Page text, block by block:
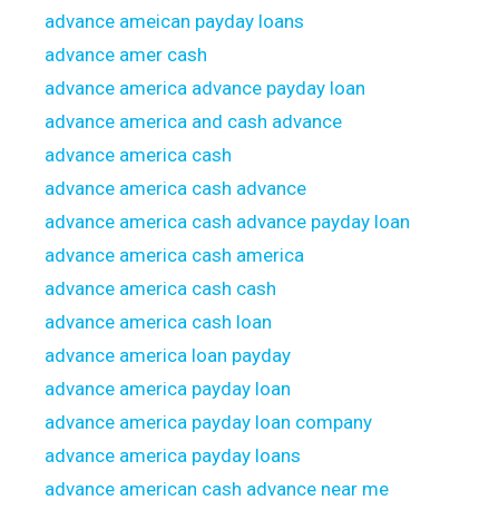
advance ameican payday loans
advance amer cash
advance america advance payday loan
advance america and cash advance
advance america cash
advance america cash advance
advance america cash advance payday loan
advance america cash america
advance america cash cash
advance america cash loan
advance america loan payday
advance america payday loan
advance america payday loan company
advance america payday loans
advance american cash advance near me